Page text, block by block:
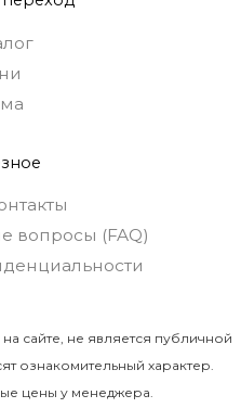
вопросы (FAQ)
сайте, не является публичной
ознакомительный характер.
цены у менеджера.